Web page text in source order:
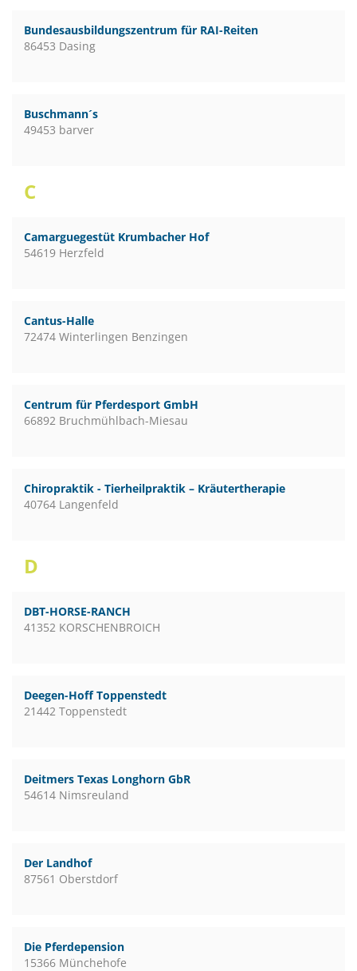
Bundesausbildungszentrum für RAI-Reiten
86453 Dasing
Buschmann´s
49453 barver
C
Camarguegestüt Krumbacher Hof
54619 Herzfeld
Cantus-Halle
72474 Winterlingen Benzingen
Centrum für Pferdesport GmbH
66892 Bruchmühlbach-Miesau
Chiropraktik - Tierheilpraktik – Kräutertherapie
40764 Langenfeld
D
DBT-HORSE-RANCH
41352 KORSCHENBROICH
Deegen-Hoff Toppenstedt
21442 Toppenstedt
Deitmers Texas Longhorn GbR
54614 Nimsreuland
Der Landhof
87561 Oberstdorf
Die Pferdepension
15366 Münchehofe